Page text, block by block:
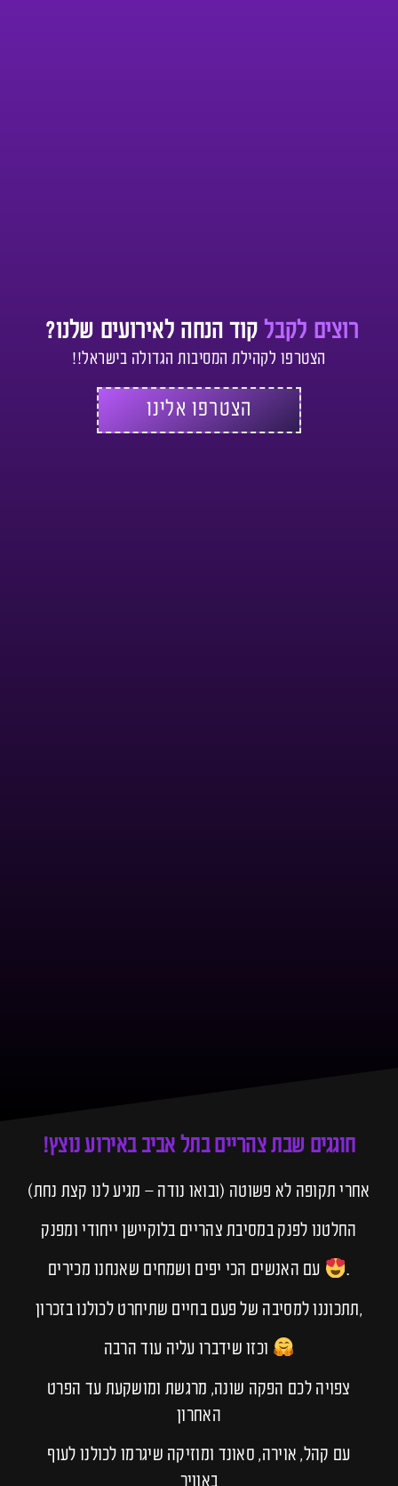
רוצים לקבל קוד הנחה לאירועים שלנו?
הצטרפו לקהילת המסיבות הגדולה בישראל!!
הצטרפו אלינו
חוגגים שבת צהריים בתל אביב באירוע נוצץ!
אחרי תקופה לא פשוטה (ובואו נודה – מגיע לנו קצת נחת)
החלטנו לפנק במסיבת צהריים בלוקיישן ייחודי ומפנק
. עם האנשים הכי יפים ושמחים שאנחנו מכירים
,תתכוננו למסיבה של פעם בחיים שתיחרט לכולנו בזכרון
וכזו שידברו עליה עוד הרבה
צפויה לכם הפקה שונה, מרגשת ומושקעת עד הפרט
האחרון
עם קהל, אוירה, סאונד ומוזיקה שיגרמו לכולנו לעוף